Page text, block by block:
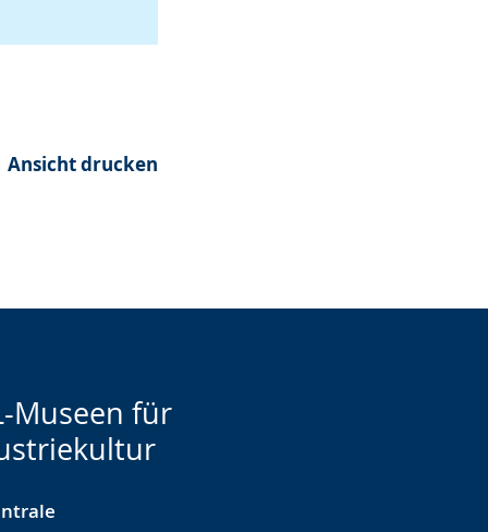
Ansicht drucken
Museen für